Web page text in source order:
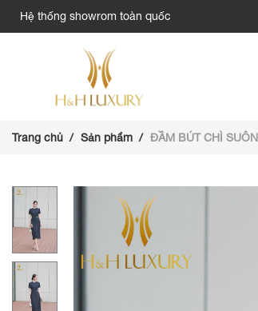
Hệ thống showrom toàn quốc
Trang chủ Sản phẩm ĐẦM BÚT CHÌ